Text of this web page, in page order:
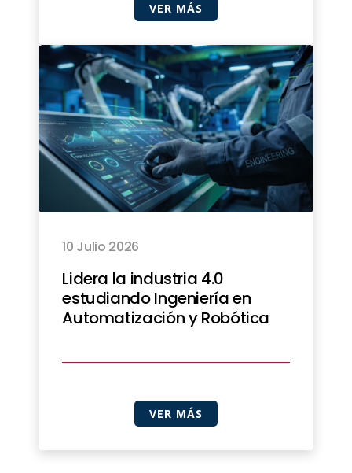
VER MÁS
10 Julio 2026
Lidera la industria 4.0
estudiando Ingeniería en
Automatización y Robótica
VER MÁS